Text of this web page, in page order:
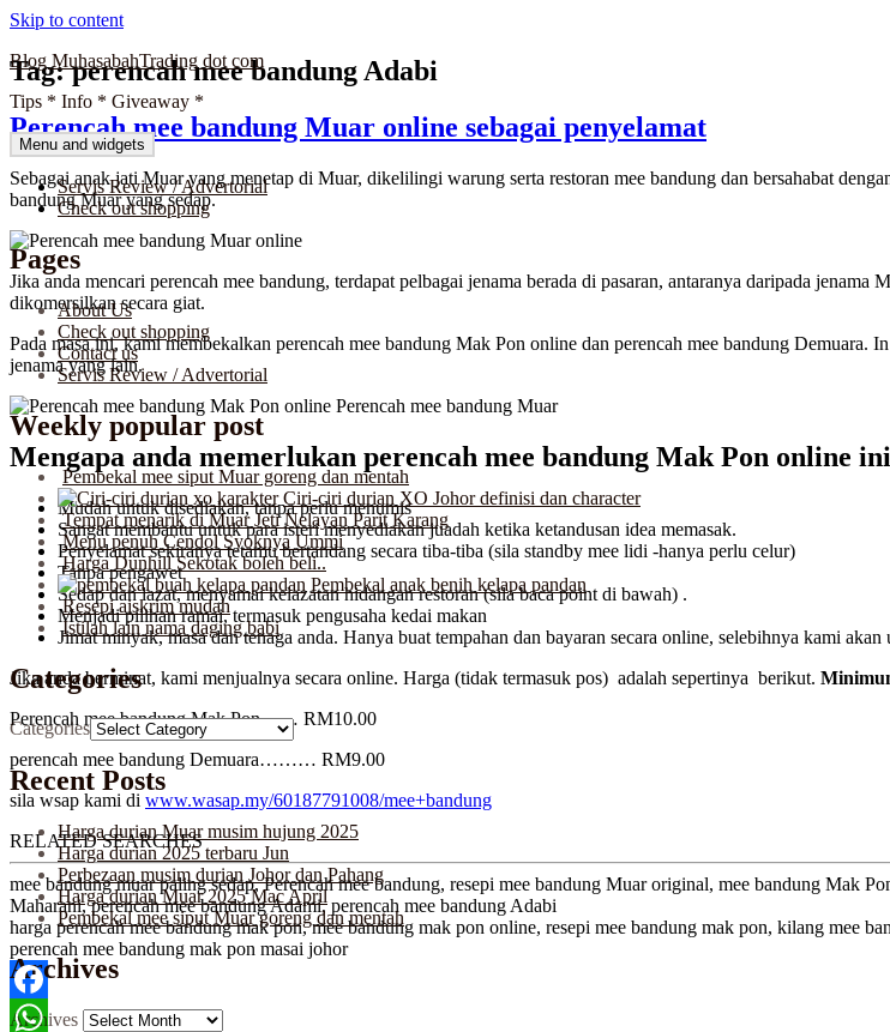
Skip to content
Blog MuhasabahTrading dot com
Tips * Info * Giveaway *
Menu and widgets
Servis Review / Advertorial
Check out shopping
Pages
About Us
Check out shopping
Contact us
Servis Review / Advertorial
Weekly popular post
Pembekal mee siput Muar goreng dan mentah
Ciri-ciri durian XO Johor definisi dan character
Tempat menarik di Muar Jeti Nelayan Parit Karang
Menu penuh Cendol Syoknya Ummi
Harga Dunhill Sekotak boleh beli..
Pembekal anak benih kelapa pandan
Resepi aiskrim mudah
Istilah lain nama daging babi
Categories
Categories
Recent Posts
Harga durian Muar musim hujung 2025
Harga durian 2025 terbaru Jun
Perbezaan musim durian Johor dan Pahang
Harga durian Muar 2025 Mac April
Pembekal mee siput Muar goreng dan mentah
Archives
Archives
Tag:perencah mee bandung Adabi
Perencah mee bandung Muar online sebagai penyelamat
Sebagai anak jati Muar yang menetap di Muar, dikelilingi warung serta restoran mee bandung dan bersahabat
bandung Muar yang sedap.
Jika anda mencari perencah mee bandung, terdapat pelbagai jenama berada di pasaran, antaranya daripada
dikomersilkan secara giat.
Pada masa ini, kami membekalkan perencah mee bandung Mak Pon online dan perencah mee bandung Demuara.
jenama yang lain.
Mengapa anda memerlukan perencah mee bandung Mak Pon online
Mudah untuk disediakan, tanpa perlu menumis
Sangat membantu untuk para isteri menyediakan juadah ketika ketandusan idea memasak.
Penyelamat sekiranya tetamu bertandang secara tiba-tiba (sila standby mee lidi -hanya perlu celur)
Tanpa pengawet
Sedap dan lazat, menyamai kelazatan hidangan restoran (sila baca point di bawah) .
Menjadi pilihan ramai, termasuk pengusaha kedai makan
Jimat minyak, masa dan tenaga anda. Hanya buat tempahan dan bayaran secara online, selebihnya kami
Jika anda berminat, kami menjualnya secara online. Harga (tidak termasuk pos) adalah sepertinya berikut.
Perencah mee bandung Mak Pon…… RM10.00
perencah mee bandung Demuara……… RM9.00
sila wsap kami di www.wasap.my/60187791008/mee+bandung
RELATED SEARCHES
mee bandung muar paling sedap, Perencah mee bandung, resepi mee bandung Muar original, mee bandung Mak
Maharani, perencah mee bandung Adami, perencah mee bandung Adabi
harga perencah mee bandung mak pon, mee bandung mak pon online, resepi mee bandung mak pon, kilang mee
perencah mee bandung mak pon masai johor
Facebook